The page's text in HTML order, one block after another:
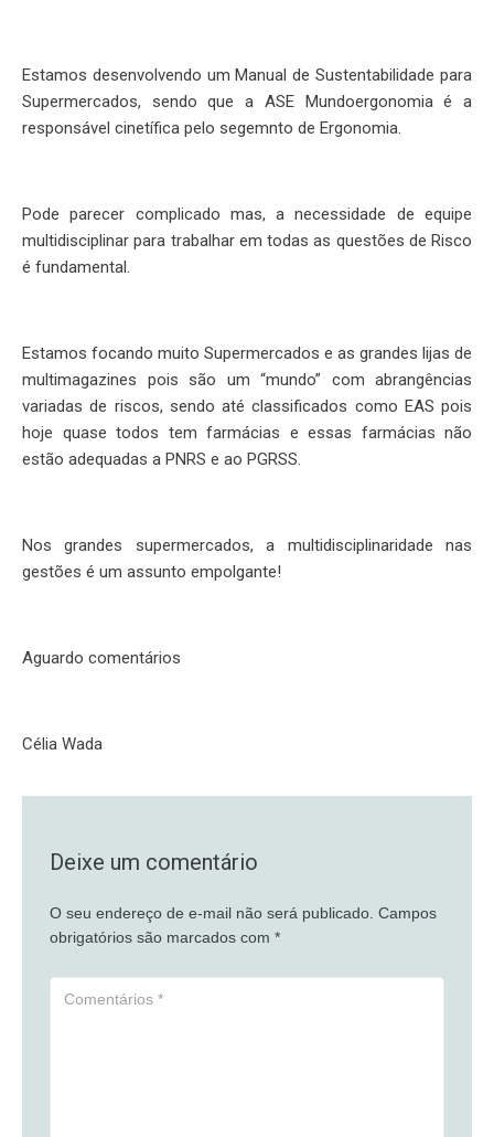
Estamos desenvolvendo um Manual de Sustentabilidade para
Supermercados, sendo que a ASE Mundoergonomia é a
responsável cinetífica pelo segemnto de Ergonomia.
Pode parecer complicado mas, a necessidade de equipe
multidisciplinar para trabalhar em todas as questões de Risco
é fundamental.
Estamos focando muito Supermercados e as grandes lijas de
multimagazines pois são um “mundo” com abrangências
variadas de riscos, sendo até classificados como EAS pois
hoje quase todos tem farmácias e essas farmácias não
estão adequadas a PNRS e ao PGRSS.
Nos grandes supermercados, a multidisciplinaridade nas
gestões é um assunto empolgante!
Aguardo comentários
Célia Wada
Deixe um comentário
O seu endereço de e-mail não será publicado. Campos
obrigatórios são marcados com *